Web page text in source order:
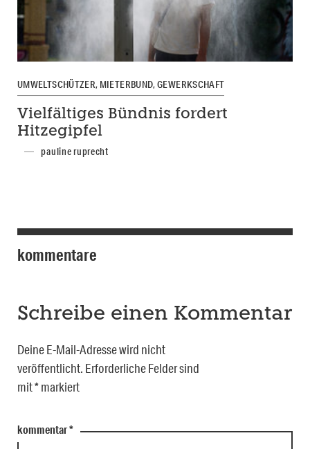
UMWELTSCHÜTZER, MIETERBUND, GEWERKSCHAFT
Vielfältiges Bündnis fordert
Hitzegipfel
pauline ruprecht
kommentare
Schreibe einen Kommentar
Deine E-Mail-Adresse wird nicht
veröffentlicht. Erforderliche Felder sind
mit*markiert
kommentar*